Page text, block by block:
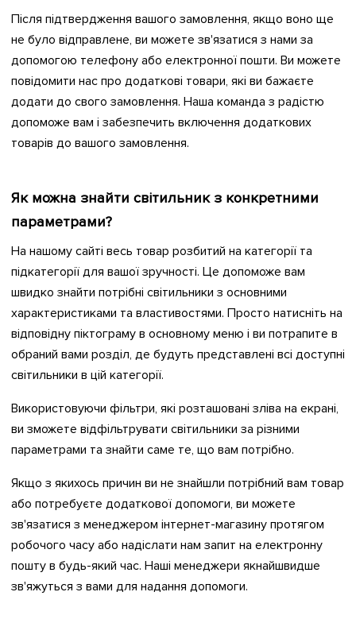
Після підтвердження вашого замовлення, якщо воно ще
не було відправлене, ви можете зв'язатися з нами за
допомогою телефону або електронної пошти. Ви можете
повідомити нас про додаткові товари, які ви бажаєте
додати до свого замовлення. Наша команда з радістю
допоможе вам і забезпечить включення додаткових
товарів до вашого замовлення.
Як можна знайти світильник з конкретними
параметрами?
На нашому сайті весь товар розбитий на категорії та
підкатегорії для вашої зручності. Це допоможе вам
швидко знайти потрібні світильники з основними
характеристиками та властивостями. Просто натисніть на
відповідну піктограму в основному меню і ви потрапите в
обраний вами розділ, де будуть представлені всі доступні
світильники в цій категорії.
Використовуючи фільтри, які розташовані зліва на екрані,
ви зможете відфільтрувати світильники за різними
параметрами та знайти саме те, що вам потрібно.
Якщо з якихось причин ви не знайшли потрібний вам товар
або потребуєте додаткової допомоги, ви можете
зв'язатися з менеджером інтернет-магазину протягом
робочого часу або надіслати нам запит на електронну
пошту в будь-який час. Наші менеджери якнайшвидше
зв'яжуться з вами для надання допомоги.